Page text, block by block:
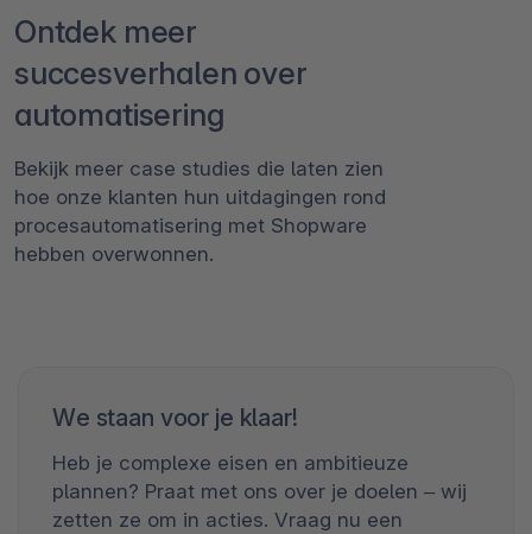
Ontdek meer
succesverhalen over
automatisering
Bekijk meer case studies die laten zien
hoe onze klanten hun uitdagingen rond
procesautomatisering met Shopware
hebben overwonnen.
We staan voor je klaar!
Heb je complexe eisen en ambitieuze
plannen? Praat met ons over je doelen – wij
zetten ze om in acties. Vraag nu een